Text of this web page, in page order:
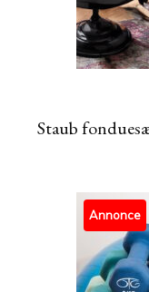
Staub
Annonce